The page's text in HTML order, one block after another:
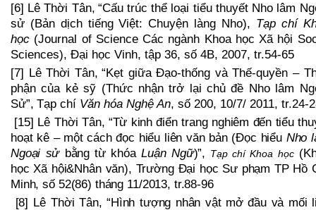
[6] Lê Thời Tân, “Cấu trúc thể loại tiểu thuyết Nho lâm
sử (Bản dịch tiếng Việt: Chuyện làng Nho), Tạp chí
học (Journal of Science Các ngành Khoa học Xã hội
Sciences), Đại học Vinh, tập 36, số 4B, 2007, tr.54-65
[7] Lê Thời Tân, “Kẹt giữa Đạo-thống và Thế-quyền –
phận của kẻ sỹ (Thức nhận trở lại chủ đề Nho lâm
Sử”, Tạp chí Văn hóa Nghệ An, số 200, 10/7/ 2011, tr.24-
[15] Lê Thời Tân, “Từ kinh điển trang nghiêm đến tiểu
hoạt kê – một cách đọc hiểu liên văn bản (Đọc hiểu Nho
Ngoại sửbằng từ khóaLuận Ngữ)”, Tạp chí Khoa học
học Xã hội&Nhân văn), Trường Đại học Sư phạm TP Hồ
Minh, số 52(86) tháng 11/2013, tr.88-96
[8] Lê Thời Tân, “Hình tượng nhân vật mở đầu và mối